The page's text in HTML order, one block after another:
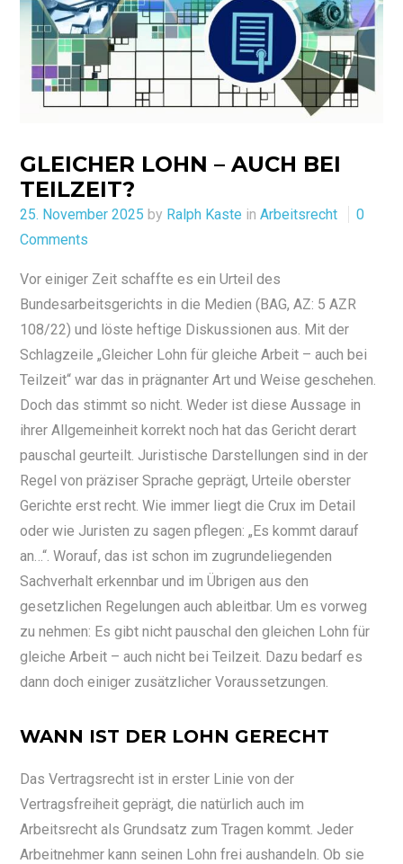
GLEICHER LOHN – AUCH BEI
TEILZEIT?
Posted
on
25. November 2025 by Ralph Kaste inArbeitsrecht
0
Comments
Vor einiger Zeit schaffte es ein Urteil des
Bundesarbeitsgerichts in die Medien (BAG, AZ: 5 AZR
108/22) und löste heftige Diskussionen aus. Mit der
Schlagzeile „Gleicher Lohn für gleiche Arbeit – auch bei
Teilzeit“ war das in prägnanter Art und Weise geschehen.
Doch das stimmt so nicht. Weder ist diese Aussage in
ihrer Allgemeinheit korrekt noch hat das Gericht derart
pauschal geurteilt. Juristische Darstellungen sind in der
Regel von präziser Sprache geprägt, Urteile oberster
Gerichte erst recht. Wie immer liegt die Crux im Detail
oder wie Juristen zu sagen pflegen: „Es kommt darauf
an…“. Worauf, das ist schon im zugrundeliegenden
Sachverhalt erkennbar und im Übrigen aus den
gesetzlichen Regelungen auch ableitbar. Um es vorweg
zu nehmen: Es gibt nicht pauschal den gleichen Lohn für
gleiche Arbeit – auch nicht bei Teilzeit. Dazu bedarf es
dann doch einiger zusätzlicher Voraussetzungen.
WANN IST DER LOHN GERECHT
Das Vertragsrecht ist in erster Linie von der
Vertragsfreiheit geprägt, die natürlich auch im
Arbeitsrecht als Grundsatz zum Tragen kommt. Jeder
Arbeitnehmer kann seinen Lohn frei aushandeln. Ob sie